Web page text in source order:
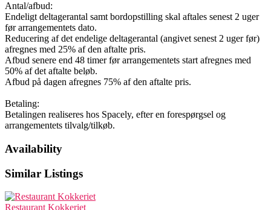
Antal/afbud:
Endeligt deltagerantal samt bordopstilling skal aftales senest 2 uger
før arrangementets dato.
Reducering af det endelige deltagerantal (angivet senest 2 uger før)
afregnes med 25% af den aftalte pris.
Afbud senere end 48 timer før arrangementets start afregnes med
50% af det aftalte beløb.
Afbud på dagen afregnes 75% af den aftalte pris.
Betaling:
Betalingen realiseres hos Spacely, efter en forespørgsel og
arrangementets tilvalg/tilkøb.
Availability
Similar Listings
Restaurant Kokkeriet